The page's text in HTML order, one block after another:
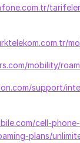
mobility/
support/
cell-phone-
plans/